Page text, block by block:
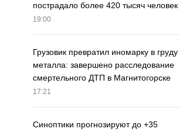
пострадало более 420 тысяч человек
19:00
Грузовик превратил иномарку в груду
металла: завершено расследование
смертельного ДТП в Магнитогорске
17:21
Синоптики прогнозируют до +35